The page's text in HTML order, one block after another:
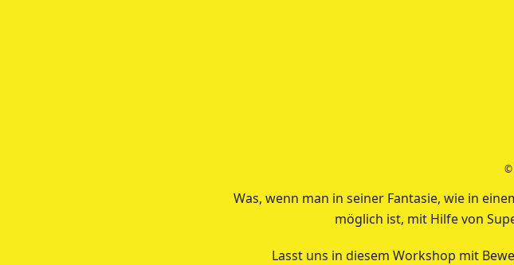
Was, wenn man in seiner Fantasie, wie in
möglich ist, mit Hilfe von
Lasst uns in diesem Workshop mit
©